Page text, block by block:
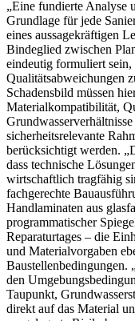
„Eine fundierte Analyse
Grundlage für jede
eines aussagekräftigen
Bindeglied zwischen
eindeutig formuliert
Qualitätsabweichungen
Schadensbild müssen
Materialkompatibilität,
sicherheitsrelevante
berücksichtigt werden.
dass technische
wirtschaftlich tragfähig
fachgerechte
Handlaminaten aus
programmatischer
Reparaturtages – die
und Materialvorgaben
Baustellenbedingungen.
den
Taupunkt,
direkt auf das Material